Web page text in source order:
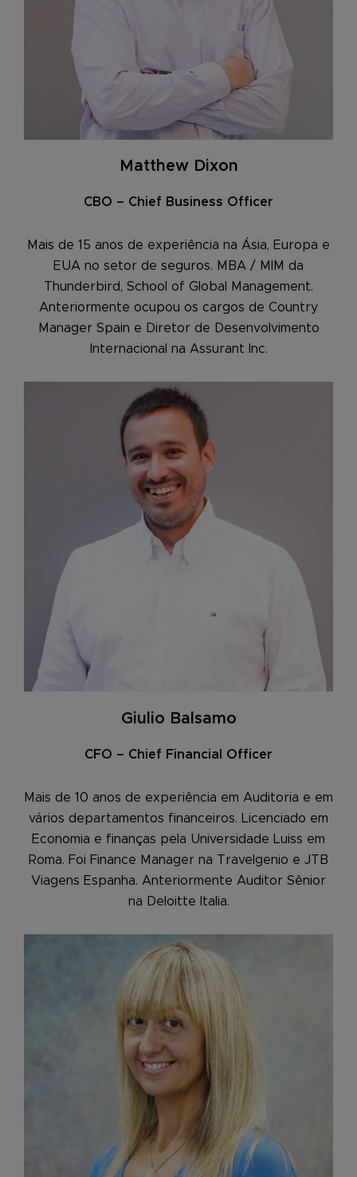
Matthew Dixon
CBO – Chief Business Officer
Mais de 15 anos de experiência na Ásia, Europa e
EUA no setor de seguros. MBA / MIM da
Thunderbird, School of Global Management.
Anteriormente ocupou os cargos de Country
Manager Spain e Diretor de Desenvolvimento
Internacional na Assurant Inc.
Giulio Balsamo
CFO – Chief Financial Officer
Mais de 10 anos de experiência em Auditoria e em
vários departamentos financeiros. Licenciado em
Economia e finanças pela Universidade Luiss em
Roma. Foi Finance Manager na Travelgenio e JTB
Viagens Espanha. Anteriormente Auditor Sênior
na Deloitte Italia.